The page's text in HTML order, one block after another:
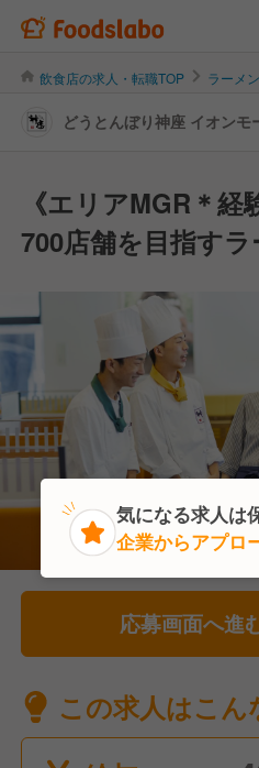
飲食店の求人・転職TOP ラーメン
どうとんぼり神座 イオン
《エリアMGR＊
700店舗を目指す
応募画面へ進
この求人はこん
気になる求人は
企業からアプロ